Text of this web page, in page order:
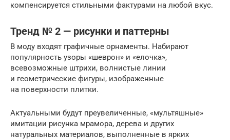
компенсируется стильными фактурами на любой вкус.
Тренд № 2 — рисунки и паттерны
В моду входят графичные орнаменты. Набирают
популярность узоры «шеврон» и «елочка»,
всевозможные штрихи, волнистые линии
и геометрические фигуры, изображенные
на поверхности плитки.
Актуальными будут преувеличенные, «мультяшные»
имитации рисунка мрамора, дерева и других
натуральных материалов, выполненные в ярких